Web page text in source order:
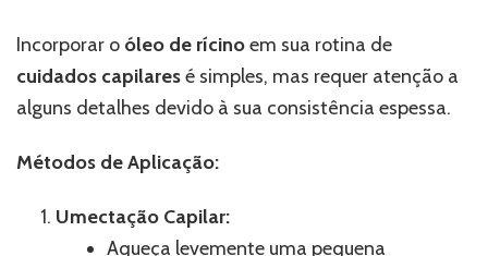
Incorporar o óleo de rícinoem sua rotina de
cuidados capilaresé simples, mas requer atenção a
alguns detalhes devido à sua consistência espessa.
Métodos de Aplicação:
Umectação Capilar:
Aqueça levemente uma pequena